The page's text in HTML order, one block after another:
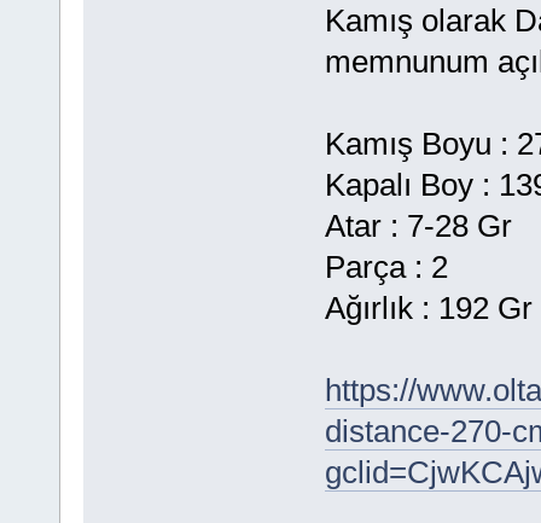
Kamış olarak
memnunum
Kamış Boyu :
Kapalı Boy :
Atar : 7-28 Gr
Parça : 2
Ağırlık : 192 Gr
https://
distance-270-